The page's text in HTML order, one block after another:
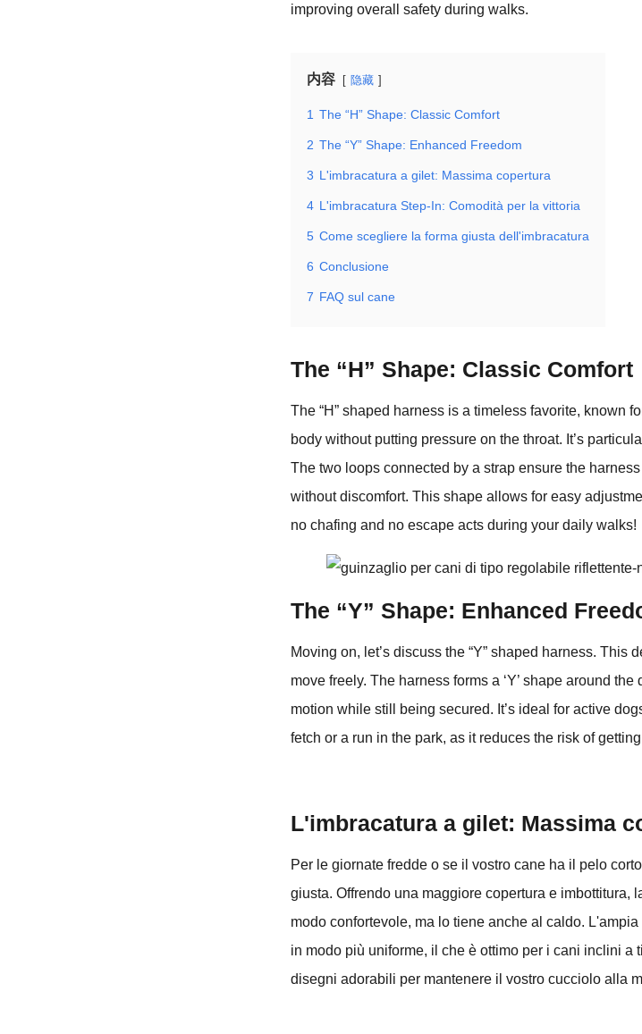
improving overall safety during walks.
内容 隐藏
1 The “H” Shape: Classic Comfort
2 The “Y” Shape: Enhanced Freedom
3 L'imbracatura a gilet: Massima copertura
4 L'imbracatura Step-In: Comodità per la vittoria
5 Come scegliere la forma giusta dell'imbracatura
6 Conclusione
7 FAQ sul cane
The “H” Shape: Classic Comfort
The “H” shaped harness is a timeless favorite, known
body without putting pressure on the throat. It’s
The two loops connected by a strap ensure the
without discomfort. This shape allows for easy
no chafing and no escape acts during your daily walks!
The “Y” Shape: Enhanced
Moving on, let’s discuss the “Y” shaped harness. This
move freely. The harness forms a ‘Y’ shape around
motion while still being secured. It’s ideal for active
fetch or a run in the park, as it reduces the risk of
L'imbracatura a gilet: Massima
Per le giornate fredde o se il vostro cane ha il pelo
giusta. Offrendo una maggiore copertura e imbottitura,
modo confortevole, ma lo tiene anche al caldo.
in modo più uniforme, il che è ottimo per i cani inclini a
disegni adorabili per mantenere il vostro cucciolo alla